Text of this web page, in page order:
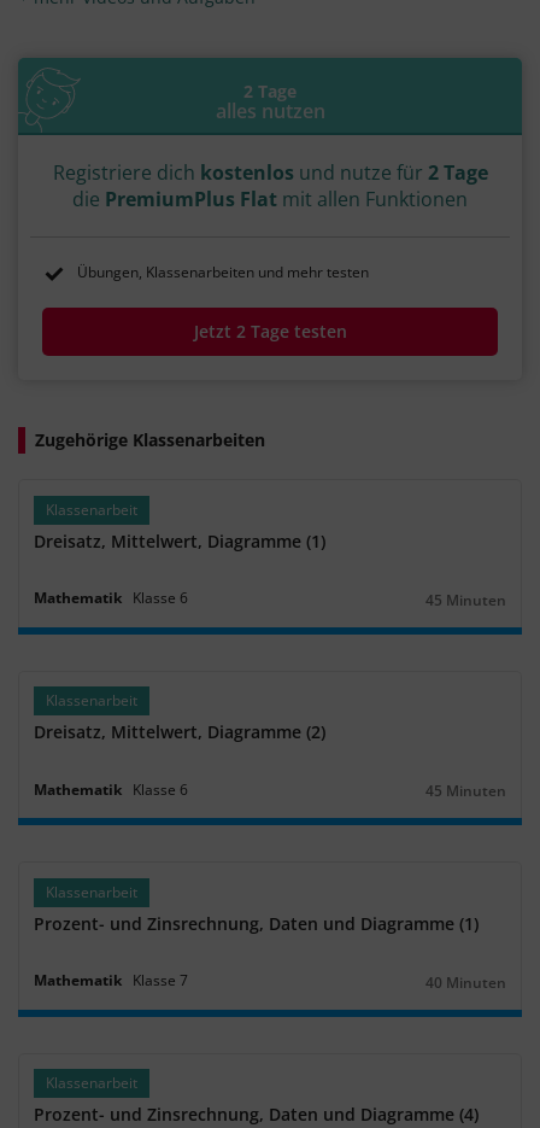
2 Tage
alles nutzen
Registriere dich kostenlos und nutze für 2 Tage
die PremiumPlus Flat mit allen Funktionen
Übungen, Klassenarbeiten und mehr testen
Jetzt 2 Tage testen
Zugehörige Klassenarbeiten
Klassenarbeit
Dreisatz, Mittelwert, Diagramme (1)
Mathematik Klasse 6
Dauer:
45 Minuten
Klassenarbeit
Dreisatz, Mittelwert, Diagramme (2)
Mathematik Klasse 6
Dauer:
45 Minuten
Klassenarbeit
Prozent- und Zinsrechnung, Daten und Diagramme (1)
Mathematik Klasse 7
Dauer:
40 Minuten
Klassenarbeit
Prozent- und Zinsrechnung, Daten und Diagramme (4)